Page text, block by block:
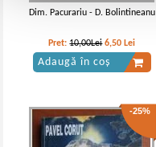
Dim. Pacurariu - D. Bolintineanu
Pret:10,00Lei 6,50 Lei
Adaugă în coș
-25%